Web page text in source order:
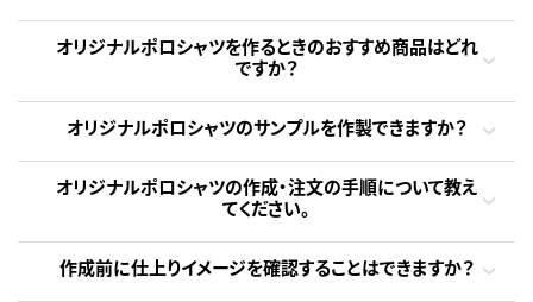
オリジナルポロシャツを作るときのおすすめ商品はどれ
ですか？
オリジナルポロシャツのサンプルを作製できますか？
オリジナルポロシャツの作成・注文の手順について教え
てください。
作成前に仕上りイメージを確認することはできますか？